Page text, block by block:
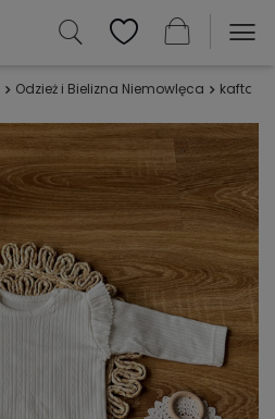
Odzież i Bielizna Niemowlęca